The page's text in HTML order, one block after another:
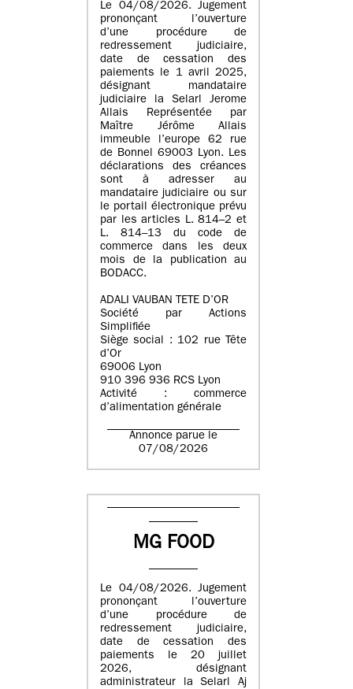
Le 04/08/2026. Jugement
prononçant l’ouverture
d’une procédure de
redressement judiciaire,
date de cessation des
paiements le 1 avril 2025,
désignant mandataire
judiciaire la Selarl Jerome
Allais Représentée par
Maître Jérôme Allais
immeuble l’europe 62 rue
de Bonnel 69003 Lyon. Les
déclarations des créances
sont à adresser au
mandataire judiciaire ou sur
le portail électronique prévu
par les articles L. 814–2 et
L. 814–13 du code de
commerce dans les deux
mois de la publication au
BODACC.
ADALI VAUBAN TETE D’OR
Société par Actions
Simplifiée
Siège social : 102 rue Tête
d’Or
69006 Lyon
910 396 936 RCS Lyon
Activité : commerce
d’alimentation générale
Annonce parue le
07/08/2026
MG FOOD
Le 04/08/2026. Jugement
prononçant l’ouverture
d’une procédure de
redressement judiciaire,
date de cessation des
paiements le 20 juillet
2026, désignant
administrateur la Selarl Aj